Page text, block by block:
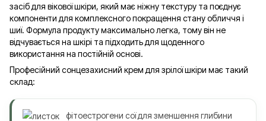
засіб для вікової шкіри, який має ніжну текстуру та поєднує
компоненти для комплексного покращення стану обличчя і
шиї. Формула продукту максимально легка, тому він не
відчувається на шкірі та підходить для щоденного
використання на постійній основі.
Професійний сонцезахисний крем для зрілої шкіри має такий
склад:
фітоестрогени сої для зменшення глибини